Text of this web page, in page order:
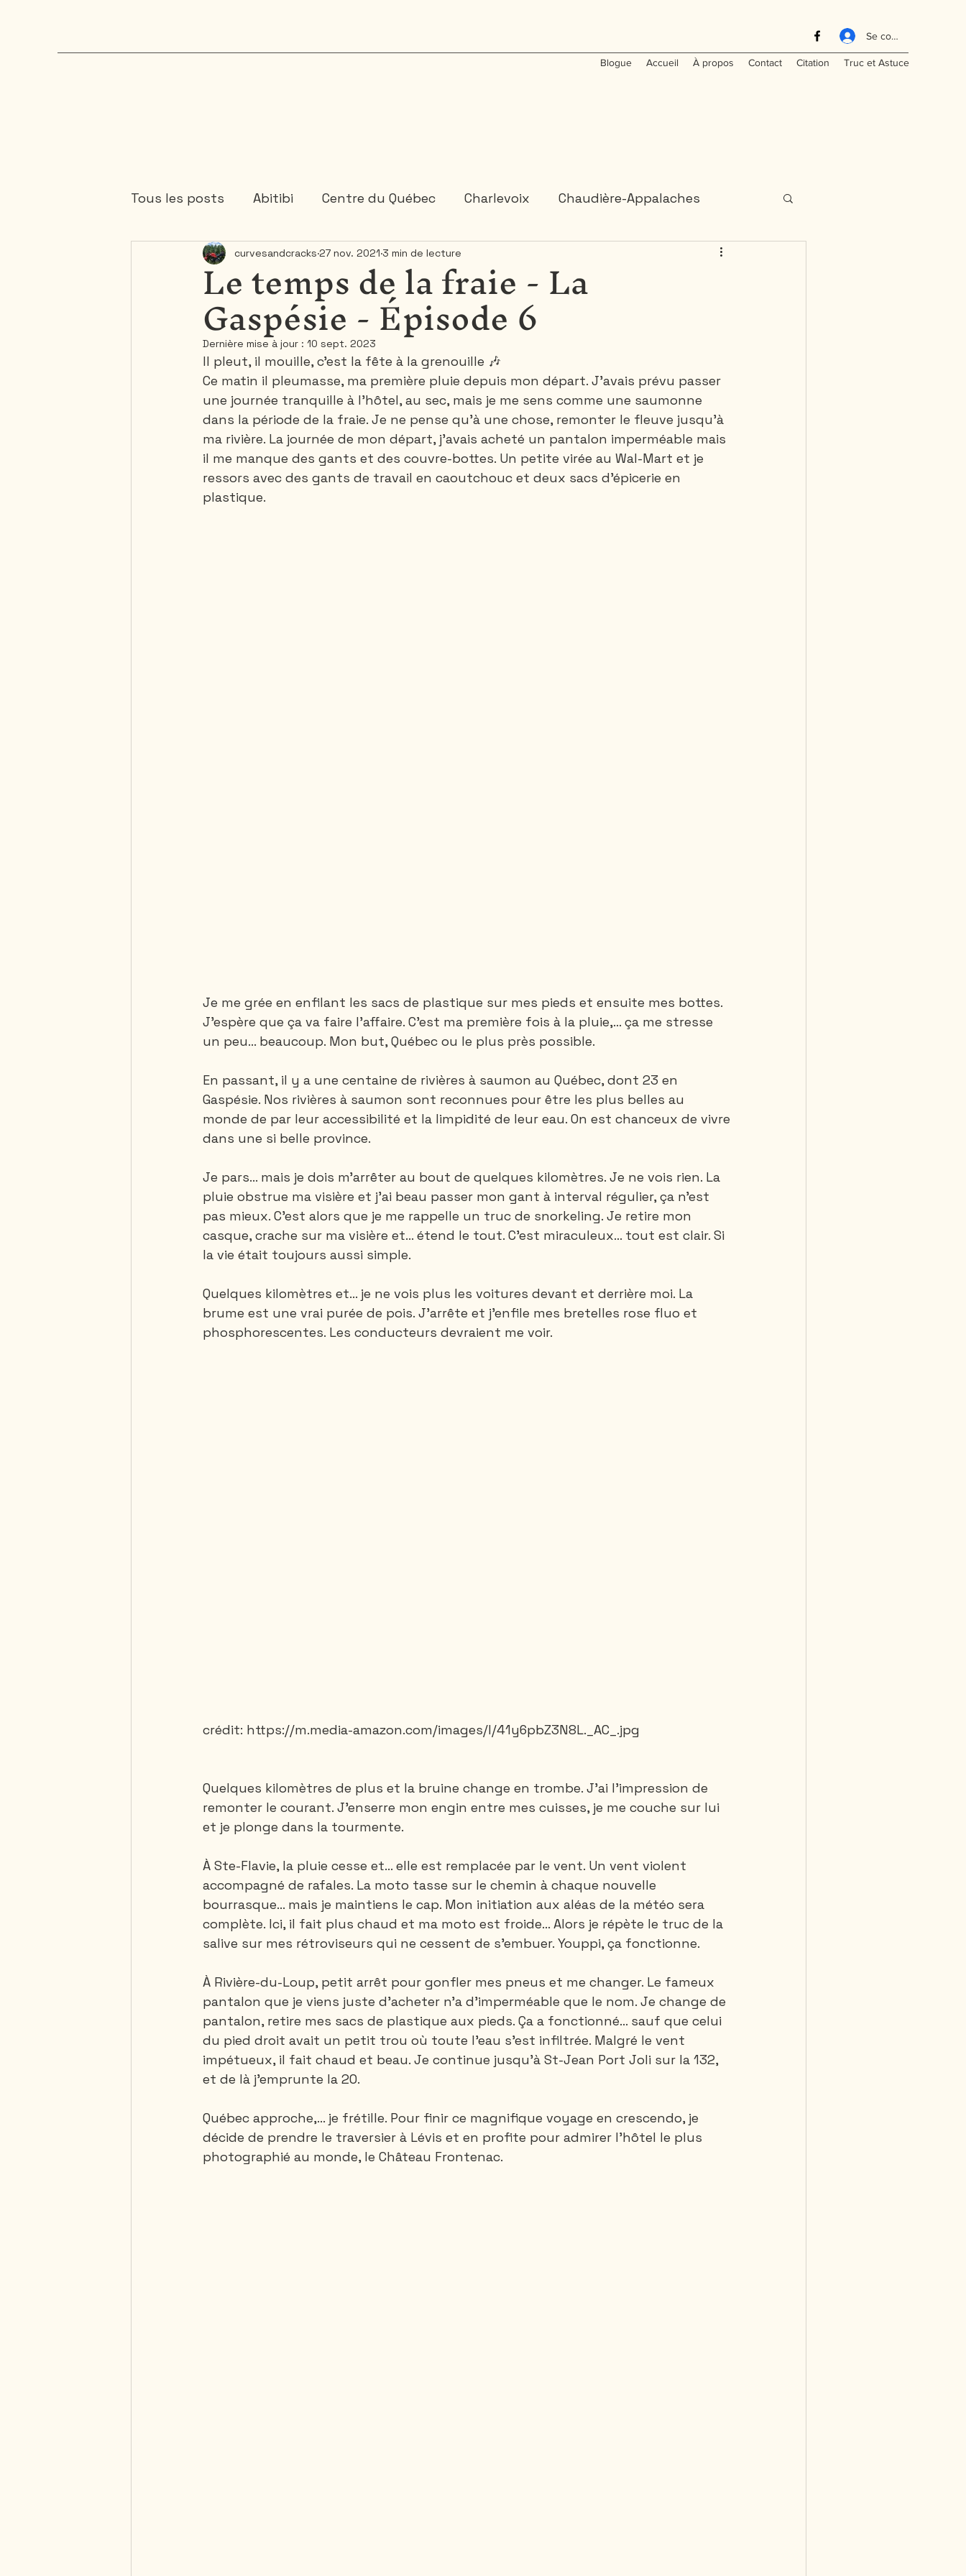
Se connecter
Blogue Accueil À propos Contact Citation Truc et Astuce
Tous les posts Abitibi Centre du Québec Charlevoix Chaudière-Appalaches
Cartagene Colombie États-Unis Gaspésie
Mauricie Mexique Ontario Plongée sous-marine
Saguenay - Lac St-Jean Santa-Marta Rando 1 ou 2 jours
République Dominicaine Thailande Vietnam Canada
Le temps de la fraie - La
Gaspésie - Épisode 6
curvesandcracks 27 nov. 2021 3 min de lecture
Dernière mise à jour : 10 sept. 2023
Il pleut, il mouille, c’est la fête à la grenouille 🎶
Ce matin il pleumasse, ma première pluie depuis mon départ. J’avais prévu passer
une journée tranquille à l’hôtel, au sec, mais je me sens comme une saumonne
dans la période de la fraie. Je ne pense qu’à une chose, remonter le fleuve jusqu’à
ma rivière. La journée de mon départ, j’avais acheté un pantalon imperméable mais
il me manque des gants et des couvre-bottes. Un petite virée au Wal-Mart et je
ressors avec des gants de travail en caoutchouc et deux sacs d’épicerie en
plastique.
Je me grée en enfilant les sacs de plastique sur mes pieds et ensuite mes bottes.
J’espère que ça va faire l’affaire. C’est ma première fois à la pluie,… ça me stresse
un peu… beaucoup. Mon but, Québec ou le plus près possible.
En passant, il y a une centaine de rivières à saumon au Québec, dont 23 en
Gaspésie. Nos rivières à saumon sont reconnues pour être les plus belles au
monde de par leur accessibilité et la limpidité de leur eau. On est chanceux de vivre
dans une si belle province.
Je pars... mais je dois m’arrêter au bout de quelques kilomètres. Je ne vois rien. La
pluie obstrue ma visière et j’ai beau passer mon gant à interval régulier, ça n’est
pas mieux. C’est alors que je me rappelle un truc de snorkeling. Je retire mon
casque, crache sur ma visière et... étend le tout. C’est miraculeux... tout est clair. Si
la vie était toujours aussi simple.
Quelques kilomètres et… je ne vois plus les voitures devant et derrière moi. La
brume est une vrai purée de pois. J’arrête et j’enfile mes bretelles rose fluo et
phosphorescentes. Les conducteurs devraient me voir.
crédit: https://m.media-amazon.com/images/I/41y6pbZ3N8L._AC_.jpg
Quelques kilomètres de plus et la bruine change en trombe. J’ai l’impression de
remonter le courant. J’enserre mon engin entre mes cuisses, je me couche sur lui
et je plonge dans la tourmente.
À Ste-Flavie, la pluie cesse et... elle est remplacée par le vent. Un vent violent
accompagné de rafales. La moto tasse sur le chemin à chaque nouvelle
bourrasque... mais je maintiens le cap. Mon initiation aux aléas de la météo sera
complète. Ici, il fait plus chaud et ma moto est froide… Alors je répète le truc de la
salive sur mes rétroviseurs qui ne cessent de s’embuer. Youppi, ça fonctionne.
À Rivière-du-Loup, petit arrêt pour gonfler mes pneus et me changer. Le fameux
pantalon que je viens juste d’acheter n’a d’imperméable que le nom. Je change de
pantalon, retire mes sacs de plastique aux pieds. Ça a fonctionné... sauf que celui
du pied droit avait un petit trou où toute l’eau s’est infiltrée. Malgré le vent
impétueux, il fait chaud et beau. Je continue jusqu’à St-Jean Port Joli sur la 132,
et de là j’emprunte la 20.
Québec approche,... je frétille. Pour finir ce magnifique voyage en crescendo, je
décide de prendre le traversier à Lévis et en profite pour admirer l'hôtel le plus
photographié au monde, le Château Frontenac.